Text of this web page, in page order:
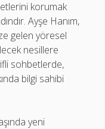
korumak
Ayşe Hanım,
gelen yöresel
nesillere
sohbetlerde,
bilgi sahibi
yeni